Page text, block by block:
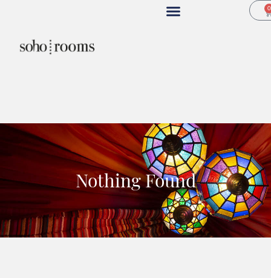
0
Nothing Found